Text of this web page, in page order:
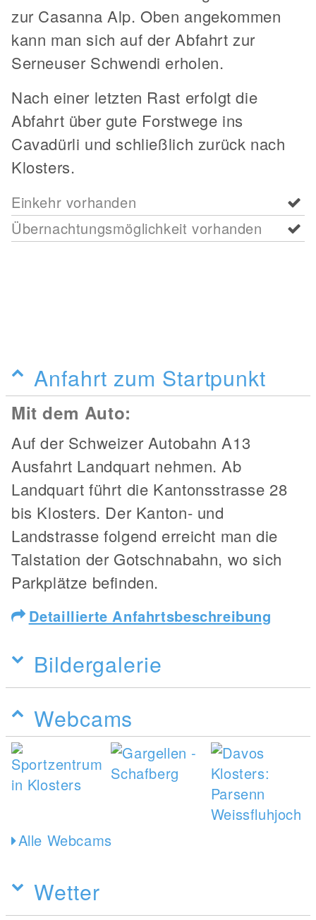
zur Casanna Alp. Oben angekommen
kann man sich auf der Abfahrt zur
Serneuser Schwendi erholen.
Nach einer letzten Rast erfolgt die
Abfahrt über gute Forstwege ins
Cavadürli und schließlich zurück nach
Klosters.
Einkehr vorhanden
Übernachtungsmöglichkeit vorhanden
Anfahrt zum Startpunkt
Mit dem Auto:
Auf der Schweizer Autobahn A13
Ausfahrt Landquart nehmen. Ab
Landquart führt die Kantonsstrasse 28
bis Klosters. Der Kanton- und
Landstrasse folgend erreicht man die
Talstation der Gotschnabahn, wo sich
Parkplätze befinden.
Detaillierte Anfahrtsbeschreibung
Bildergalerie
Webcams
Alle Webcams
Wetter